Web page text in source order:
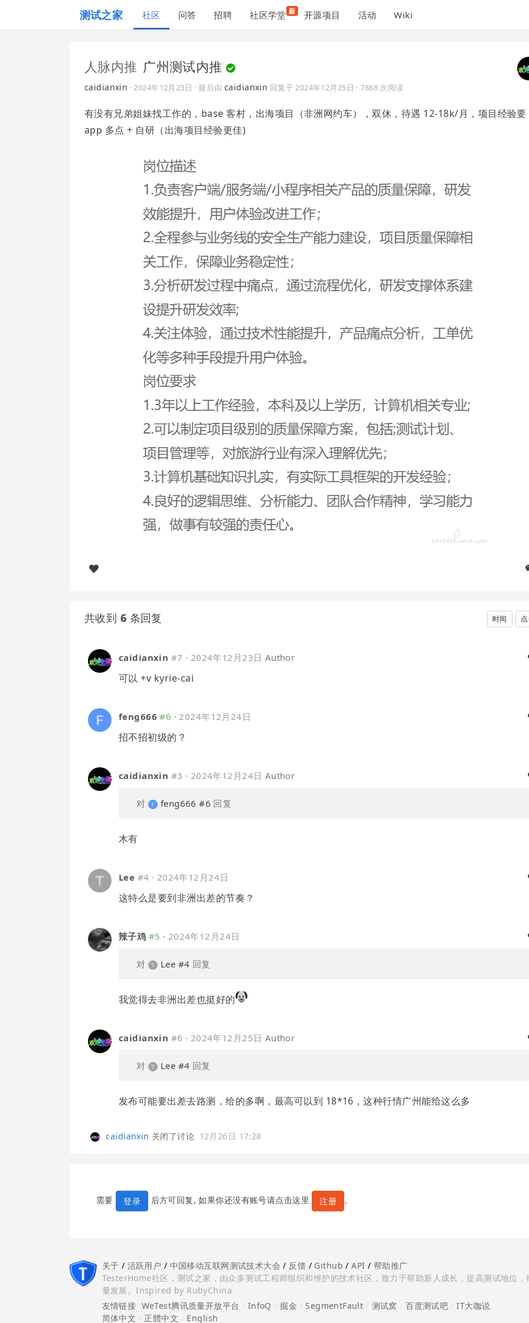
测试之家 社区 问答 招聘 社区学堂 新 开源项目 活动 Wiki
人脉内推 广州测试内推
caidianxin ·2024年12月23日 · 最后由caidianxin 回复于2024年12月25日 · 7868 次阅读
有没有兄弟姐妹找工作的，base 客村，出海项目（非洲网约车），双休，待遇 12-18k/月，项目经验要
app 多点 + 自研（出海项目经验更佳)
共收到 6 条回复 时间
caidianxin #7 · 2024年12月23日 Author
可以 +v kyrie-cai
feng666 #6 ·2024年12月24日
招不招初级的？
caidianxin #3 · 2024年12月24日 Author
对 feng666 #6 回复
木有
Lee #4 · 2024年12月24日
这特么是要到非洲出差的节奏？
辣子鸡 #5 · 2024年12月24日
对 Lee #4 回复
我觉得去非洲出差也挺好的
caidianxin #6 · 2024年12月25日 Author
对 Lee #4 回复
发布可能要出差去路测，给的多啊，最高可以到 18*16，这种行情广州能给这么多
caidianxin 关闭了讨论 12月26日 17:28
需要 登录 后方可回复, 如果你还没有账号请点击这里 注册 。
关于 / 活跃用户 / 中国移动互联网测试技术大会 / 反馈 / Github /API / 帮助推广
TesterHome社区，测试之家，由众多测试工程师组织和维护的技术社区，致力于帮助新人成长，提高测试地位，
量发展。Inspired by RubyChina
友情链接 WeTest腾讯质量开放平台 InfoQ /掘金 /SegmentFault 测试窝 /百度测试吧 /IT大咖说
简体中文
正體中文 English